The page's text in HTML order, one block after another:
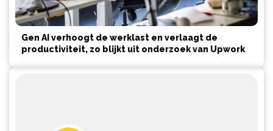
Gen AI verhoogt de werklast en verlaagt de
productiviteit, zo blijkt uit onderzoek van Upwork